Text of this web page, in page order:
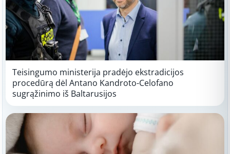
Teisingumo ministerija pradėjo ekstradicijos
procedūrą dėl Antano Kandroto-Celofano
sugrąžinimo iš Baltarusijos